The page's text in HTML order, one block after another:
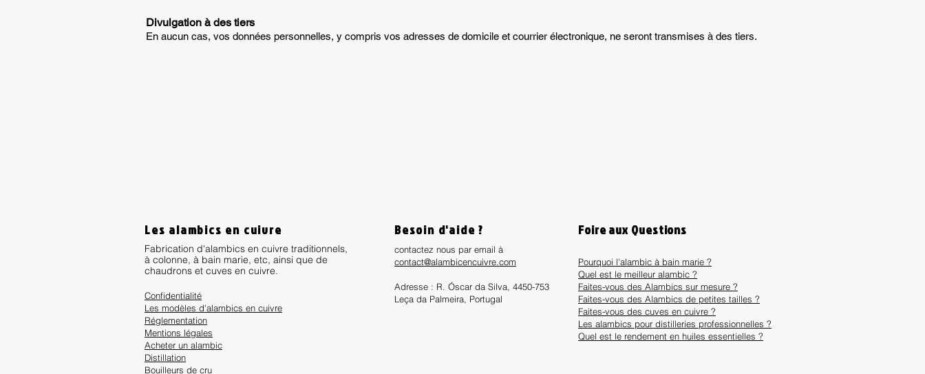
Divulgation à des tiers
En aucun cas, vos données personnelles, y compris vos adresses de domicile et courrier électronique, ne seront transmises à des tiers.
Les alambics en cuivre
Fabrication d'alambics en cuivre traditionnels,
à colonne, à bain marie, etc, ainsi que de
chaudrons et cuves en cuivre.
Confidentialité
Les modèles d'alambics en cuivre
Réglementation
Mentions légales
Acheter un alambic
Distillation
Bouilleurs de cru
Besoin d'aide ?
contactez nous par email à
contact@alambicencuivre.com
Adresse : R. Óscar da Silva, 4450-753
Leça da Palmeira, Portugal
Foire aux Questions
Pourquoi l'alambic à bain marie ?
Quel est le meilleur alambic ?
Faites-vous des Alambics sur mesure ?
Faites-vous des Alambics de petites tailles ?
Faites-vous des cuves en cuivre ?
Les alambics pour distilleries professionnelles ?
Quel est le rendement en huiles essentielles ?